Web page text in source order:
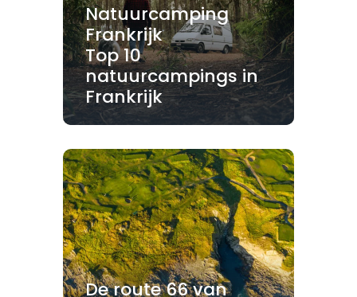
Natuurcamping
Frankrijk
Top 10
natuurcampings in
Frankrijk
De route 66 van